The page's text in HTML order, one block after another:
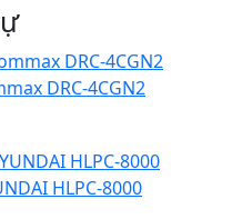
DRC-4CGN2
HLPC-8000